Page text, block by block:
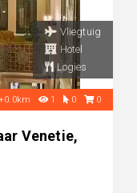
Vliegtuig
Hotel
Logies
1 0 0
Venetie,